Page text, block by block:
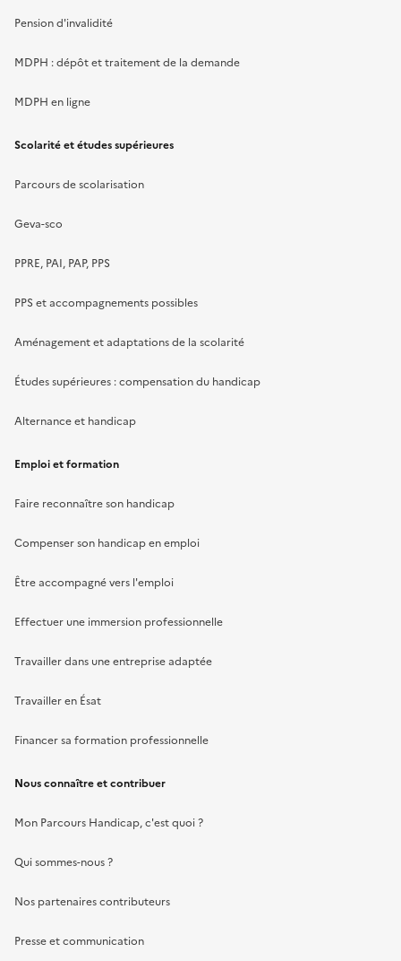
Pension d'invalidité
MDPH : dépôt et traitement de la demande
MDPH en ligne
Scolarité et études supérieures
Parcours de scolarisation
Geva-sco
PPRE, PAI, PAP, PPS
PPS et accompagnements possibles
Aménagement et adaptations de la scolarité
Études supérieures : compensation du handicap
Alternance et handicap
Emploi et formation
Faire reconnaître son handicap
Compenser son handicap en emploi
Être accompagné vers l'emploi
Effectuer une immersion professionnelle
Travailler dans une entreprise adaptée
Travailler en Ésat
Financer sa formation professionnelle
Nous connaître et contribuer
Mon Parcours Handicap, c'est quoi ?
Qui sommes-nous ?
Nos partenaires contributeurs
Presse et communication